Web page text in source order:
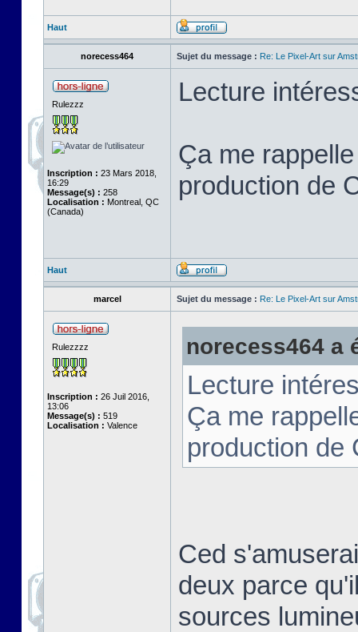
Haut
norecess464 Sujet du message : Re: Le Pixel-Art sur
Rulezzz
Inscription : 23 Mars 2018,
16:29
Message(s) : 258
Localisation : Montreal, QC
(Canada)
Lecture
Ça me
production de
Haut
marcel Sujet du message : Re: Le Pixel-Art sur
Rulezzzz
Inscription : 26 Juil 2016,
13:06
Message(s) : 519
Localisation : Valence
norecess464 a
Lecture
Ça me
production de
Ced
deux parce
sources